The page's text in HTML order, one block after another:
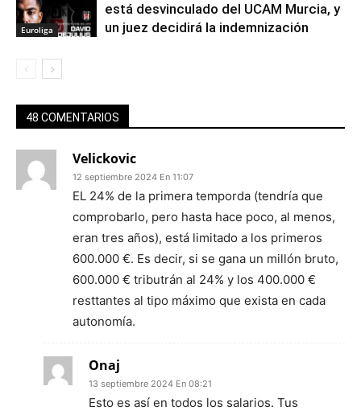
Euroliga
está desvinculado del UCAM Murcia, y
un juez decidirá la indemnización
48 COMENTARIOS
Velickovic
12 septiembre 2024 En 11:07
EL 24% de la primera temporda (tendría que
comprobarlo, pero hasta hace poco, al menos,
eran tres años), está limitado a los primeros
600.000 €. Es decir, si se gana un millón bruto,
600.000 € tributrán al 24% y los 400.000 €
resttantes al tipo máximo que exista en cada
autonomía.
Onaj
13 septiembre 2024 En 08:21
Esto es así en todos los salarios. Tus